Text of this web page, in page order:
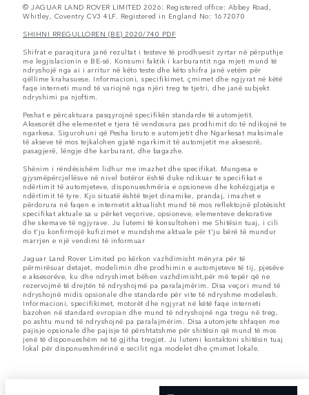
© JAGUAR LAND ROVER LIMITED 2026: Registered office: Abbey Road,
Whitley, Coventry CV3 4LF. Registered in England No: 1672070
SHIHNI RREGULLOREN (BE) 2020/740 PDF
Shifrat e paraqitura janë rezultat i testeve të prodhuesit zyrtar në përputhje
me legjislacionin e BE-së. Konsumi faktik i karburantit nga mjeti mund të
ndryshojë nga ai i arritur në këto teste dhe këto shifra janë vetëm për
qëllime krahasuese. Informacioni, specifikimet, çmimet dhe ngjyrat në këtë
faqe interneti mund të variojnë nga njëri treg te tjetri, dhe janë subjekt
ndryshimi pa njoftim.
Peshat e përcaktuara pasqyrojnë specifikën standarde të automjetit.
Aksesorët dhe elementet e tjera të vendosura pas prodhimit do të ndikojnë te
ngarkesa. Sigurohuni që Pesha bruto e automjetit dhe Ngarkesat maksimale
të akseve të mos tejkalohen gjatë ngarkimit të automjetit me aksesorë,
pasagjerë, lëngje dhe karburant, dhe bagazhe.
Shënim i rëndësishëm lidhur me imazhet dhe specifikat. Mungesa e
gjysmëpërcjellësve në nivel botëror është duke ndikuar te specifikat e
ndërtimit të automjeteve, disponueshmëria e opsioneve dhe kohëzgjatja e
ndërtimit të tyre. Kjo situatë është tejet dinamike, prandaj, imazhet e
përdorura në faqen e internetit aktualisht mund të mos reflektojnë plotësisht
specifikat aktuale sa u përket veçorive, opsioneve, elementeve dekorative
dhe skemave të ngjyrave. Ju lutemi të konsultoheni me Shitësin tuaj, i cili
do t'ju konfirmojë kufizimet e mundshme aktuale për t'ju bërë të mundur
marrjen e një vendimi të informuar
Jaguar Land Rover Limited po kërkon vazhdimisht mënyra për të
përmirësuar detajet, modelimin dhe prodhimin e automjeteve të tij, pjesëve
e aksesorëve, ku dhe ndryshimet bëhen vazhdimisht,për më tepër që ne
rezervojmë të drejtën të ndryshojmë pa paralajmërim. Disa veçori mund të
ndryshojnë midis opsionale dhe standarde për vite të ndryshme modelesh.
Informacioni, specifikimet, motorët dhe ngjyrat në këtë faqe interneti
bazohen në standard evropian dhe mund të ndryshojnë nga tregu në treg,
po ashtu mund të ndryshojnë pa paralajmërim. Disa automjete shfaqen me
pajisje opsionale dhe pajisje të përshtatshme për shitësin që mund të mos
jenë të disponueshëm në të gjitha tregjet. Ju lutemi kontaktoni shitësin tuaj
lokal për disponueshmërinë e secilit nga modelet dhe çmimet lokale.